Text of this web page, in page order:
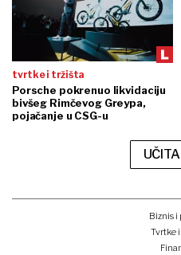
tvrtke i tržišta
Porsche pokrenuo likvidaciju
bivšeg Rimčevog Greypa,
pojačanje u CSG-u
Biznis i
Tvrtke